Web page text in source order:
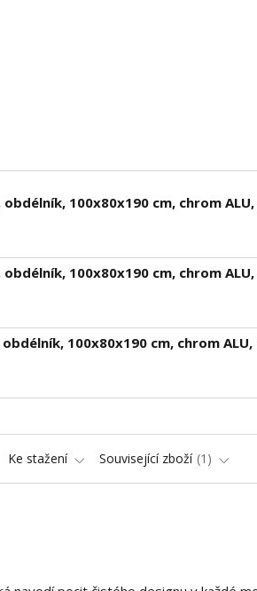
100x80x190 cm, chrom
100x80x190 cm, chrom
100x80x190 cm, chrom
Ke stažení Související zboží 1